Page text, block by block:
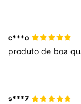
c***o
produtode boa
s***7